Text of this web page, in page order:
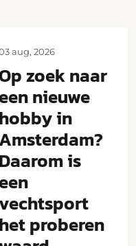
aug, 2026
zoek naar
nieuwe
hobby in
Amsterdam?
Daarom is
vechtsport
het proberen